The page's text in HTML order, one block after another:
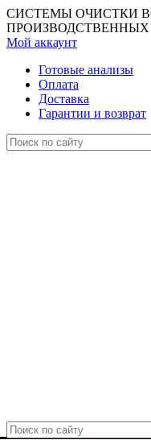
СИСТЕМЫ ОЧИСТКИ
ПРОИЗВОДСТВЕННЫХ
Мой аккаунт
Готовые анализы
Оплата
Доставка
Гарантии и возврат